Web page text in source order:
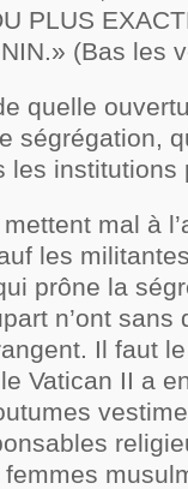
PLUS
(Bas les
quelle
ségrégation,
les institutions
mal à
les
prône la
n’ont sans
Il faut
Vatican II a